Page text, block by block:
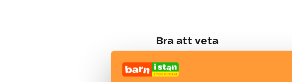
Bra att veta
Hiss och ramper